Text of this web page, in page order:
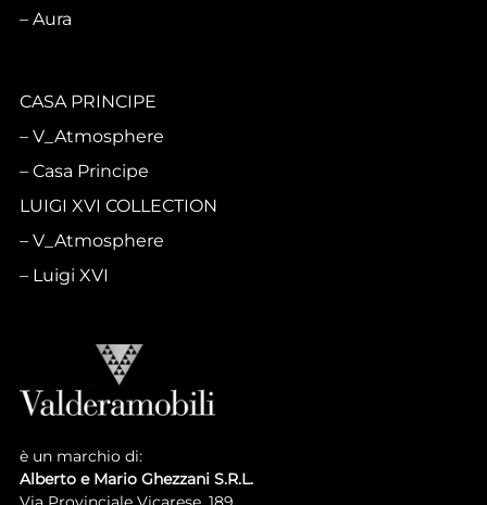
Aura
CASA PRINCIPE
V_Atmosphere
Casa Principe
LUIGI XVI COLLECTION
V_Atmosphere
Luigi XVI
è un marchio di:
Alberto e Mario Ghezzani S.R.L.